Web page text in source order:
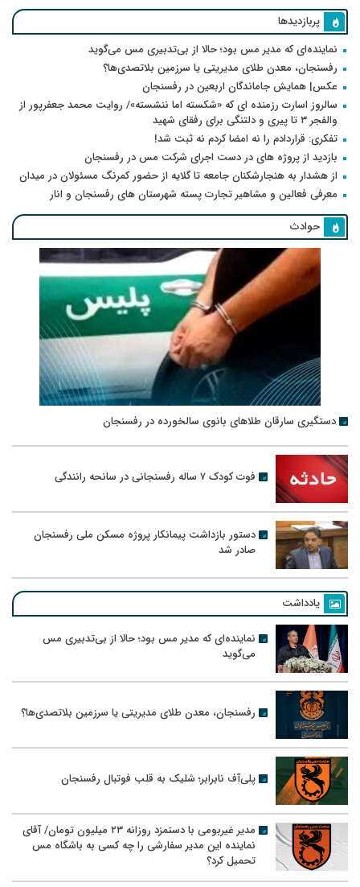
پربازدیدها
نماینده‌ای که مدیر مس بود؛ حالا از بی‌تدبیری مس می‌گوید
رفسنجان، معدن طلای مدیریتی یا سرزمین بلاتصدی‌ها؟
عکس| همایش جاماندگان اربعین در رفسنجان
سالروز اسارت رزمنده ای که «شکسته اما ننشسته»/ روایت محمد جعفرپور از
والفجر ۳ تا پیری و دلتنگی برای رفقای شهید
تفکری: قراردادم را نه امضا کردم نه ثبت شد!
بازدید از پروژه های در دست اجرای شرکت مس در رفسنجان
از هشدار به هنجارشکنان جامعه تا گلایه از حضور کمرنگ مسئولان در میدان
معرفی فعالین و مشاهیر تجارت پسته شهرستان های رفسنجان و انار
حوادث
دستگیری سارقان طلاهای بانوی سالخورده در رفسنجان
فوت کودک ۷ ساله رفسنجانی در سانحه رانندگی
دستور بازداشت پیمانکار پروژه مسکن ملی رفسنجان
صادر شد
یادداشت
نماینده‌ای که مدیر مس بود؛ حالا از بی‌تدبیری مس
می‌گوید
رفسنجان، معدن طلای مدیریتی یا سرزمین بلاتصدی‌ها؟
پلی‌آف نابرابر؛ شلیک به قلب فوتبال رفسنجان
مدیر غیربومی با دستمزد روزانه ۲۳ میلیون تومان/ آقای
نماینده این مدیر سفارشی را چه کسی به باشگاه مس
تحمیل کرد؟